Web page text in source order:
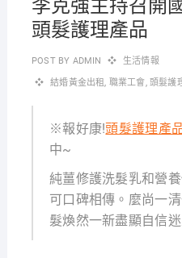
李克強主持召開
頭髮護理產品
POST BY ADMIN 生活情報
結婚黃金出租, 職業工會, 頭髮護
※報好康!頭髮護理產
中~
純薑修護洗髮乳和營
可口碑相傳。麼尚一
髮煥然一新盡顯自信迷